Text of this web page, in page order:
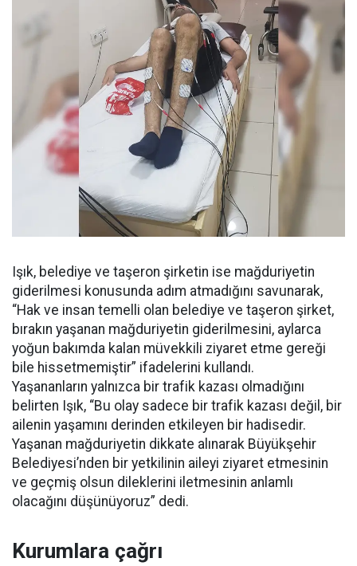
Işık, belediye ve taşeron şirketin ise mağduriyetin
giderilmesi konusunda adım atmadığını savunarak,
“Hak ve insan temelli olan belediye ve taşeron şirket,
bırakın yaşanan mağduriyetin giderilmesini, aylarca
yoğun bakımda kalan müvekkili ziyaret etme gereği
bile hissetmemiştir” ifadelerini kullandı.
Yaşananların yalnızca bir trafik kazası olmadığını
belirten Işık, “Bu olay sadece bir trafik kazası değil, bir
ailenin yaşamını derinden etkileyen bir hadisedir.
Yaşanan mağduriyetin dikkate alınarak Büyükşehir
Belediyesi’nden bir yetkilinin aileyi ziyaret etmesinin
ve geçmiş olsun dileklerini iletmesinin anlamlı
olacağını düşünüyoruz” dedi.
Kurumlara çağrı